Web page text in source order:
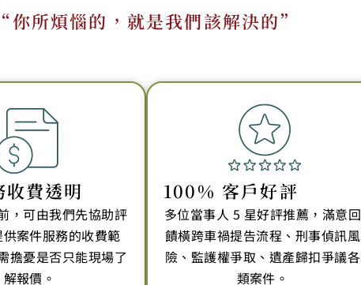
“你所煩惱的，就是我們該解決的”
費透明
，可由我們先協助評
案件服務的收費範
擔憂是否只能現場了
解報價。
100% 客戶好評
多位當事人 5 星好評推薦，滿意回
饋橫跨車禍提告流程、刑事偵訊風
險、監護權爭取、遺產歸扣爭議各
類案件。